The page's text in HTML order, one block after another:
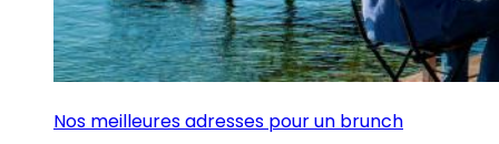
Nos meilleures adresses pour un brunch